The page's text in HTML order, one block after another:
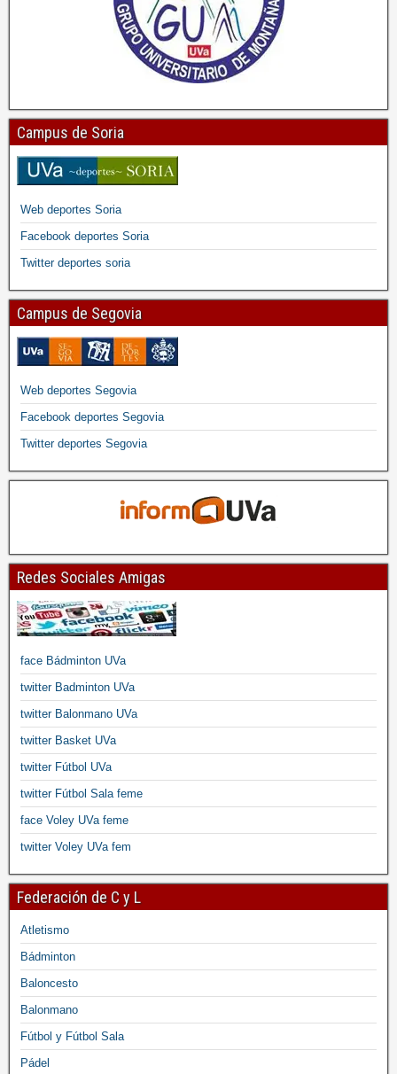
Campus de Soria
Web deportes Soria
Facebook deportes Soria
Twitter deportes soria
Campus de Segovia
Web deportes Segovia
Facebook deportes Segovia
Twitter deportes Segovia
Redes Sociales Amigas
face Bádminton UVa
twitter Badminton UVa
twitter Balonmano UVa
twitter Basket UVa
twitter Fútbol UVa
twitter Fútbol Sala feme
face Voley UVa feme
twitter Voley UVa fem
Federación de C y L
Atletismo
Bádminton
Baloncesto
Balonmano
Fútbol y Fútbol Sala
Pádel